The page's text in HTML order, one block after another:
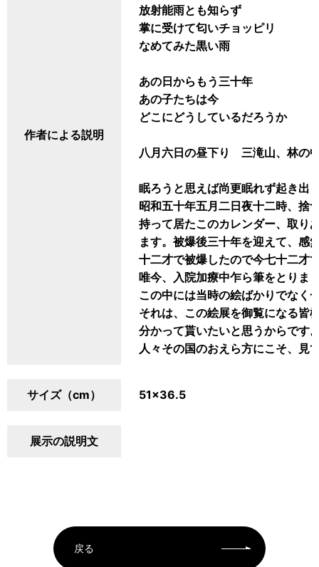
作者による説明
放射能雨とも知らず
掌に受けて匂いチョッピリ
なめてみた黒い雨
あの日からもう三十年
あの子たちは今
どこにどうしているだろうか
八月六日の昼下り 三滝山、林の
眠ろうと思えば尚更眠れず起き出
昭和五十年五月二日夜十二時、捨
持って居たこのカレンダー、取り
ます。被爆後三十年を迎えて、感
十二才で被爆したので今七十二才
唯今、入院加療中乍ら筆をとりま
この中には当時の絵ばかりでなく
それは、この絵展を御覧になる皆
分かって貰いたいと思うからです
人々その国のおえら方にこそ、見
サイズ（cm） 51×36.5
展示の説明文
戻る